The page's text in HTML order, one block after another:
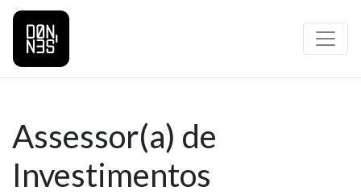
Assessor(a) de
Investimentos